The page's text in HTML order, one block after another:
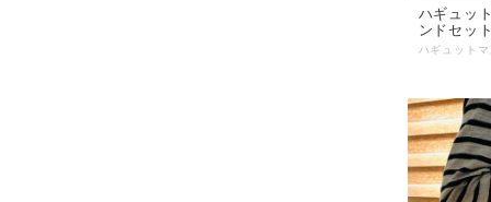
ハギュッ
ンドセッ